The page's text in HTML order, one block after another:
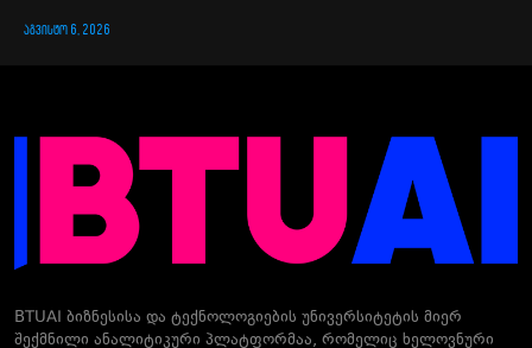
ᲐᲒᲕᲘᲡᲢᲝ 6, 2026
BTUAI ბიზნესისა და ტექნოლოგიების უნივერსიტეტის მიერ
შექმნილი ანალიტიკური პლატფორმაა, რომელიც ხელოვნური